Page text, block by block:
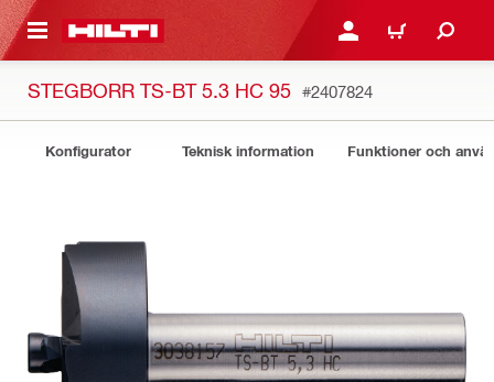
GÅ TILL HUVUDSIDAN LOGGA IN ELLER
VARUKORG
STEGBORR TS-BT 5.3 HC 95 #2407824
Konfigurator Teknisk information Funktioner och